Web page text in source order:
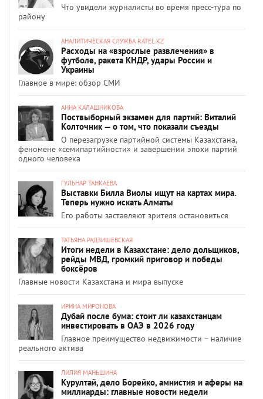
Что увидели журналисты во время пресс-тура по
району
АНАЛИТИЧЕСКАЯ СЛУЖБА RATEL.KZ
Расходы на «взрослые развлечения» в
футболе, ракета КНДР, удары России и
Украины
Главное в мире: обзор СМИ
АННА КАЛАШНИКОВА
Поствыборный экзамен для партий: Виталий
Колточник — о том, что показали съезды
О перезагрузке партийной системы Казахстана,
феномене «семипартийности» и завершении эпохи партий
одного человека
ГУЛЬНАР ТАНКАЕВА
Выставки Билла Виолы ищут на картах мира.
Теперь нужно искать Алматы
Его работы заставляют зрителя остановиться
ТАТЬЯНА РАДЗИШЕВСКАЯ
Итоги недели в Казахстане: дело дольщиков,
рейды МВД, громкий приговор и победы
боксёров
Главные новости Казахстана и мира выпуске
ИРИНА МИРОНОВА
Дубай после бума: стоит ли казахстанцам
инвестировать в ОАЭ в 2026 году
Главное преимущество недвижимости – наличие
реального актива
ЛИЛИЯ МАНЬШИНА
Курултай, дело Борейко, амнистия и аферы на
миллиарды: главные новости недели